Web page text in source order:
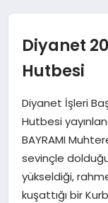
DINI BILGILER
DUALAR VE
CUMA MESAJLARI
Diyanet
Hutbesi
Diyanet İşleri
Hutbesi
BAYRAMI
sevinçle
yükseldiği,
kuşattığı bir